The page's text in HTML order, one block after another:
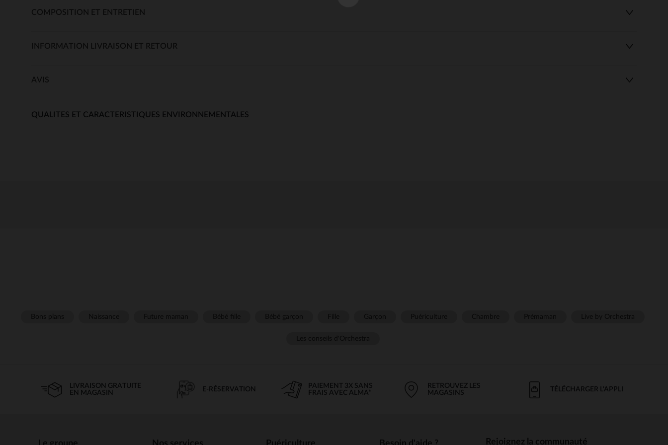
COMPOSITION ET ENTRETIEN
INFORMATION LIVRAISON ET RETOUR
AVIS
QUALITES ET CARACTERISTIQUES ENVIRONNEMENTALES
LIVRAISON GRATUITE
EN MAGASIN
E-RÉSERVATION
PAIEMENT 3X SANS
FRAIS AVEC ALMA*
RETROUVEZ LES
MAGASINS
TÉLÉCHARGER L'APPLI
Rejoignez la communauté